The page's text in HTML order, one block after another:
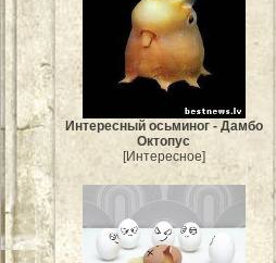
Интересный осьминог - Дамбо
Октопус
[Интересное]